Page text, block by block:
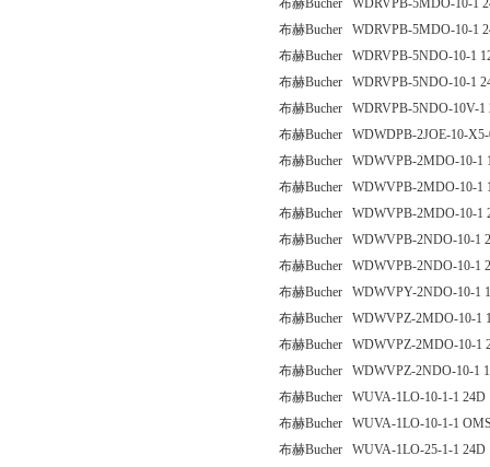
布赫Bucher WDRVPB-5MDO-10-1
布赫Bucher WDRVPB-5MDO-10-1
布赫Bucher WDRVPB-5NDO-10-1
布赫Bucher WDRVPB-5NDO-10-1
布赫Bucher WDRVPB-5NDO-10V-1
布赫Bucher WDWDPB-2JOE-10-X5-
布赫Bucher WDWVPB-2MDO-10-1
布赫Bucher WDWVPB-2MDO-10-1
布赫Bucher WDWVPB-2MDO-10-1
布赫Bucher WDWVPB-2NDO-10-1
布赫Bucher WDWVPB-2NDO-10-1
布赫Bucher WDWVPY-2NDO-10-1
布赫Bucher WDWVPZ-2MDO-10-1
布赫Bucher WDWVPZ-2MDO-10-1
布赫Bucher WDWVPZ-2NDO-10-1
布赫Bucher WUVA-1LO-10-1-1 24D
布赫Bucher WUVA-1LO-10-1-1
布赫Bucher WUVA-1LO-25-1-1 24D